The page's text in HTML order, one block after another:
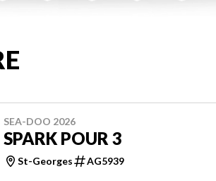
SEA-DOO 2026
SPARK POUR 3
St-Georges AG5939